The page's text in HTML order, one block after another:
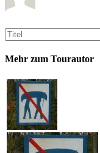
Mehr zum Tourautor